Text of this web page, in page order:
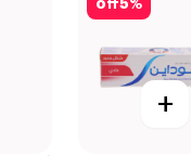
5%
off
+